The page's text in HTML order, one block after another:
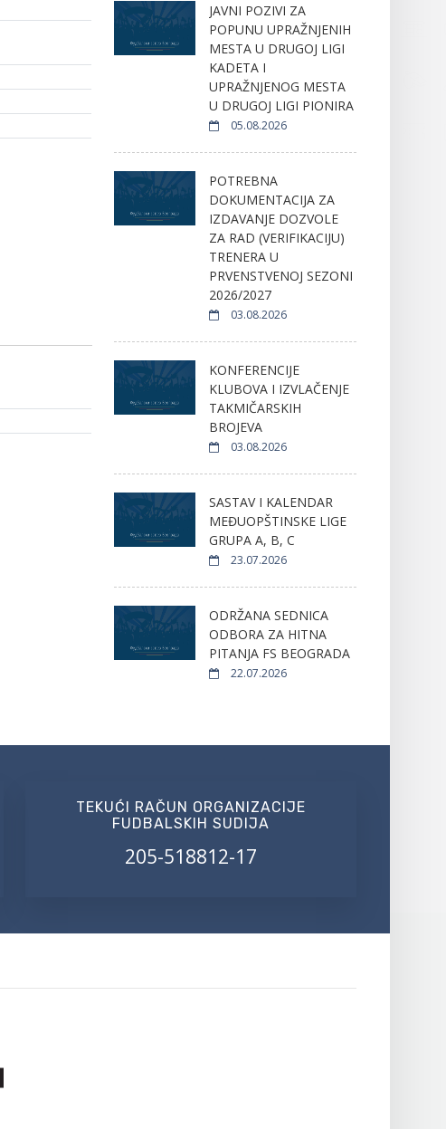
JAVNI POZIVI ZA
POPUNU UPRAŽNJENIH
MESTA U DRUGOJ LIGI
KADETA I
UPRAŽNJENOG MESTA
U DRUGOJ LIGI PIONIRA
05.08.2026
POTREBNA
DOKUMENTACIJA ZA
IZDAVANJE DOZVOLE
ZA RAD (VERIFIKACIJU)
TRENERA U
PRVENSTVENOJ SEZONI
2026/2027
03.08.2026
KONFERENCIJE
KLUBOVA I IZVLAČENJE
TAKMIČARSKIH
BROJEVA
03.08.2026
SASTAV I KALENDAR
MEĐUOPŠTINSKE LIGE
GRUPA A, B, C
23.07.2026
ODRŽANA SEDNICA
ODBORA ZA HITNA
PITANJA FS BEOGRADA
22.07.2026
TEKUĆI RAČUN ORGANIZACIJE
FUDBALSKIH SUDIJA
205-518812-17